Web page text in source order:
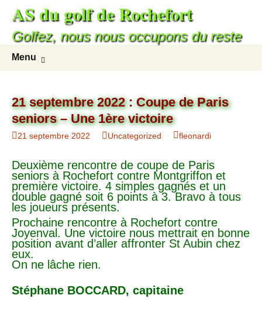
AS du golf de Rochefort
Golfez, nous nous occupons du reste
Menu
21 septembre 2022 : Coupe de Paris
seniors – Une 1ère victoire
21 septembre 2022 Uncategorized fleonardi
Deuxième rencontre de coupe de Paris
seniors à Rochefort contre Montgriffon et
première victoire. 4 simples gagnés et un
double gagné soit 6 points à 3. Bravo à tous
les joueurs présents.
Prochaine rencontre à Rochefort contre
Joyenval. Une victoire nous mettrait en bonne
position avant d’aller affronter St Aubin chez
eux.
On ne lâche rien.
Stéphane BOCCARD, capitaine